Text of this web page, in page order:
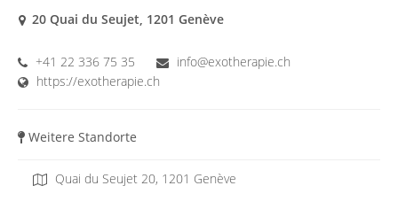
20 Quai du Seujet, 1201 Genève
+41 22 336 75 35
info@exotherapie.ch
https://exotherapie.ch
Weitere Standorte
Quai du Seujet 20, 1201 Genève